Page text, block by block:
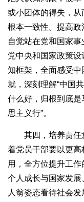
或小团体的得失，
根本一致性。提高政
自觉站在党和国家
党中央和国家政策
知框架，全面感受
就，深刻理解“中国
什么好，归根到底
思主义行”。
其四，培养责任
着党员干部要以更
用，全方位提升工
个人成长与国家发
人翁姿态看待社会